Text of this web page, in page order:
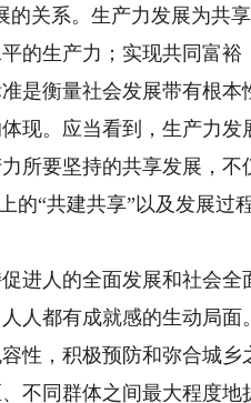
的关系。生产力发展为共
的生产力；实现共同富裕
是衡量社会发展带有根本
现。应当看到，生产力发
所要坚持的共享发展，不
的“共建共享”以及发展过
人的全面发展和社会全
人都有成就感的生动局面
性，积极预防和弥合城乡
不同群体之间最大程度地